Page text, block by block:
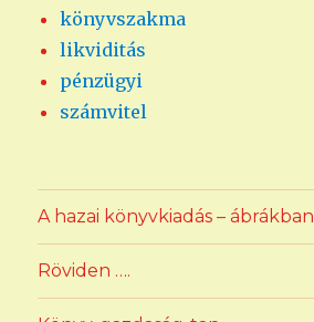
könyvszakma
likviditás
pénzügyi
számvitel
A hazai könyvkiadás – ábrákban
Röviden ….